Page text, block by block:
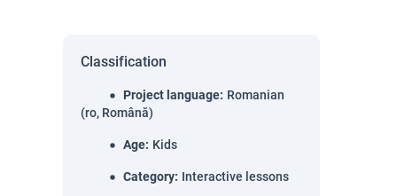
Classification
Project language: Romanian
(ro, Română)
Age: Kids
Category: Interactive lessons